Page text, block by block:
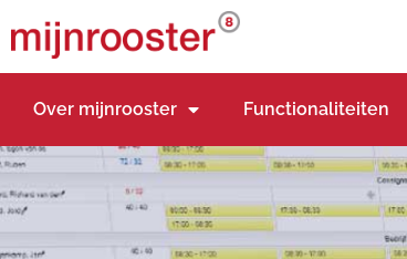
Over mijnrooster Functionaliteiten